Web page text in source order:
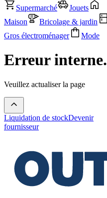
Supermarché
Jouets
Maison
Bricolage & jardin
Gros électroménager
Mode
Erreur interne.
Veuillez actualiser la page
Liquidation de stockDevenir
fournisseur